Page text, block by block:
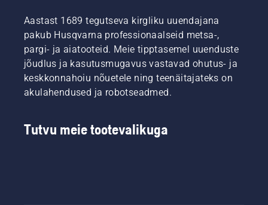
Aastast 1689 tegutseva kirgliku uuendajana
pakub Husqvarna professionaalseid metsa-,
pargi- ja aiatooteid. Meie tipptasemel uuenduste
jõudlus ja kasutusmugavus vastavad ohutus- ja
keskkonnahoiu nõuetele ning teenäitajateks on
akulahendused ja robotseadmed.
Tutvu meie tootevalikuga